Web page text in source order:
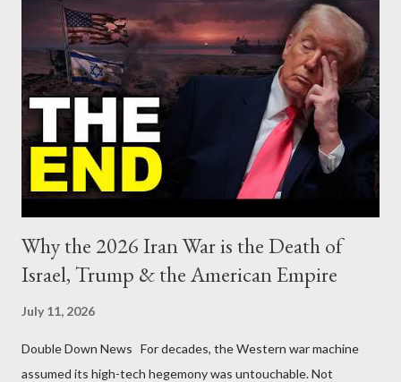
Why the 2026 Iran War is the Death of
Israel, Trump & the American Empire
July 11, 2026
Double Down News For decades, the Western war machine
assumed its high-tech hegemony was untouchable. Not